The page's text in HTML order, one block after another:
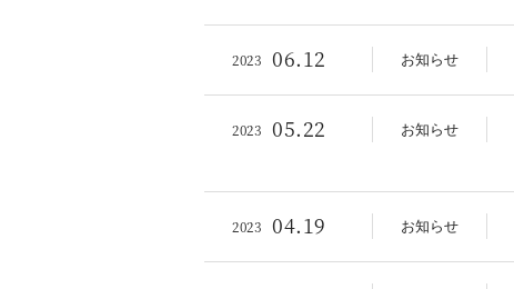
2023 06.12 お知らせ
2023 05.22 お知らせ
2023 04.19 お知らせ